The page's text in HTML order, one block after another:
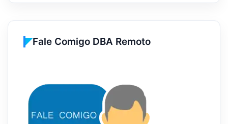
Fale Comigo DBA Remoto